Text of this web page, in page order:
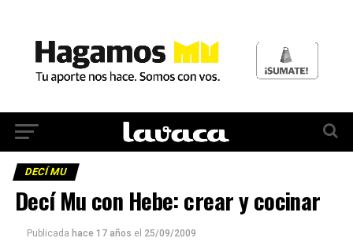
DECÍ MU
Decí Mu con Hebe: crear y cocinar
Publicada hace 17 años el 25/09/2009